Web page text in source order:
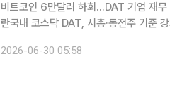
비트코인 6만달러 하회…DAT 기업 재
란국내 코스닥 DAT, 시총·동전주 기준 강화에 상폐 부담 비트코인 가격
퍼진다. 미국에서는 비트코인 DAT 스트
2026-06-30 05:58